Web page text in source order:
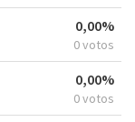
0,00%
0 votos
0,00%
0 votos